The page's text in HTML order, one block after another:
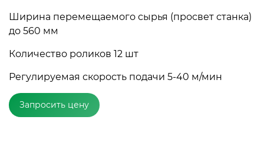
Ширина перемещаемого сырья (просвет станка)
до 560 мм
Количество роликов 12 шт
Регулируемая скорость подачи 5-40 м/мин
Запросить цену